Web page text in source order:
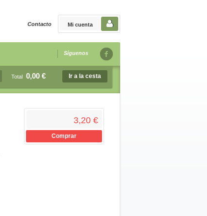
Mi cuenta
Contacto
Síguenos
Total 0,00 € Ir a la cesta
3,20 €
Comprar